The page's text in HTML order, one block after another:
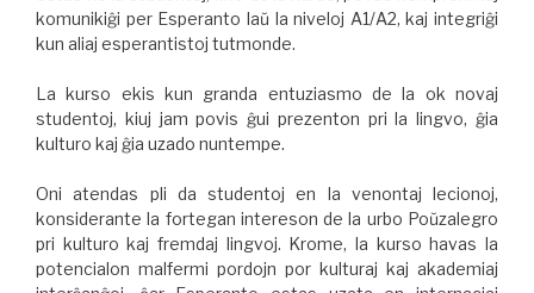
komunikiĝi per Esperanto laŭ la niveloj A1/A2, kaj integriĝi
kun aliaj esperantistoj tutmonde.
La kurso ekis kun granda entuziasmo de la ok novaj
studentoj, kiuj jam povis ĝui prezenton pri la lingvo, ĝia
kulturo kaj ĝia uzado nuntempe.
Oni atendas pli da studentoj en la venontaj lecionoj,
konsiderante la fortegan intereson de la urbo Poŭzalegro
pri kulturo kaj fremdaj lingvoj. Krome, la kurso havas la
potencialon malfermi pordojn por kulturaj kaj akademiaj